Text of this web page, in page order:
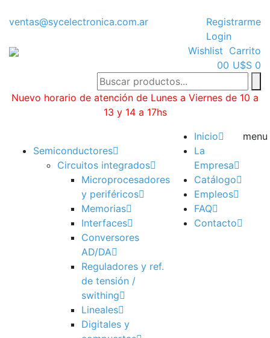
ventas@sycelectronica.com.ar
Registrarme
Login
Wishlist
00
Carrito
U$S 0
Nuevo horario de atención de Lunes a Viernes de 10 a
13 y 14 a 17hs
Semiconductores
Circuitos integrados
Microprocesadores
y periféricos
Memorias
Interfaces
Conversores
AD/DA
Reguladores y ref.
de tensión /
swithing
Lineales
Digitales y
Inicio
La
Empresa
Catálogo
Empleos
FAQ
Contacto
menu